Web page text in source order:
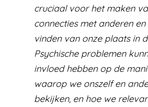
cruciaal voor het maken
connecties met anderen en
vinden van onze plaats in
Psychische problemen
invloed hebben op de
waarop we onszelf en
bekijken, en hoe we